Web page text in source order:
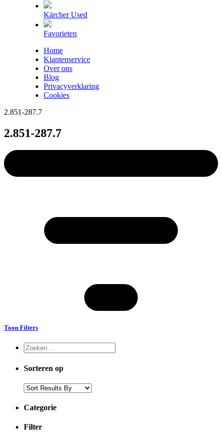
Kärcher Used
Favorieten
Home
Klantenservice
Over ons
Blog
Privacyverklaring
Cookies
2.851-287.7
2.851-287.7
Toon Filters
Sorteren op
Categorie
Filter